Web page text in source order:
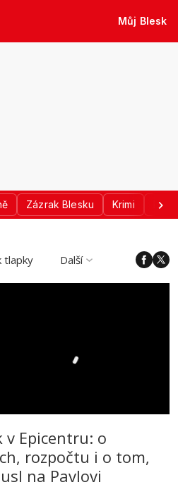
Můj Blesk
Zázrak Blesku Krimi
tlapky Další
v Epicentru: o
rozpočtu i o tom,
na Pavlovi